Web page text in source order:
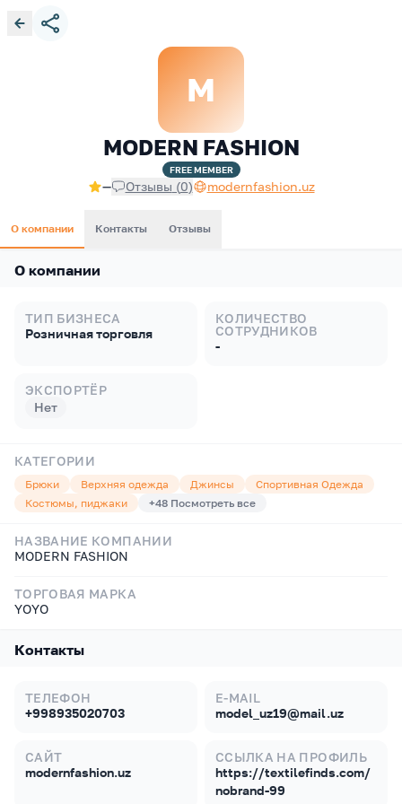
M
MODERN FASHION
FREEMEMBER
— Отзывы (0) modernfashion.uz
О компании Контакты Отзывы
О компании
ТИП БИЗНЕСА
Розничная торговля
КОЛИЧЕСТВО
СОТРУДНИКОВ
-
ЭКСПОРТЁР
Нет
КАТЕГОРИИ
Брюки Верхняя одежда Джинсы
Спортивная Одежда
Костюмы, пиджаки
+48 Посмотреть все
НАЗВАНИЕ КОМПАНИИ
MODERN FASHION
ТОРГОВАЯ МАРКА
YOYO
Контакты
ТЕЛЕФОН
+998935020703
E-MAIL
model_uz19@mail.uz
САЙТ
modernfashion.uz
ССЫЛКА НА ПРОФИЛЬ
https://textilefinds.com/
nobrand-99